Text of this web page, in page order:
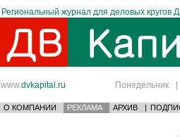
Региональный журнал для деловых кругов
www.dvkapital.ru Понедельник |
О КОМПАНИИ РЕКЛАМА АРХИВ |